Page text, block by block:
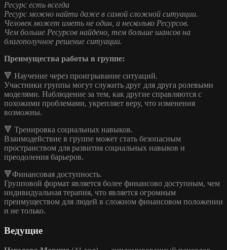
Ресурс есть всегда
Ресурс можно найти даже в самой сложной ситуации.
Человек может иметь не один, а несколько Ресурсов.
Чем больше Ресурсов найдено, тем больше шансов на
благополучное решение ситуации.
Преимущества работы в группе:
🔻 Научение через проигрывание ситуаций.
Участники группы могут служить друг для друга ролевыми
моделями. Наблюдение за тем, как другие справляются с
похожими проблемами, укрепляет веру, что изменения
возможны.
🔻 Тренировка социальных навыков.
Взаимодействие в группе может стать безопасным
пространством для развития социальных навыков и
преодоления барьеров.
🔻Финансовая доступность.
Групповой формат является более финансово доступным, чем
индивидуальная терапия, что является огромным
преимуществом для людей в сложном финансовом положении
и не только.
Ведущие